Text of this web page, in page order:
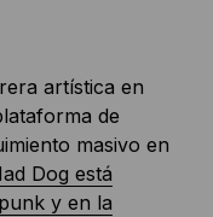
artística en
de
masivo en
Dog está
y en la